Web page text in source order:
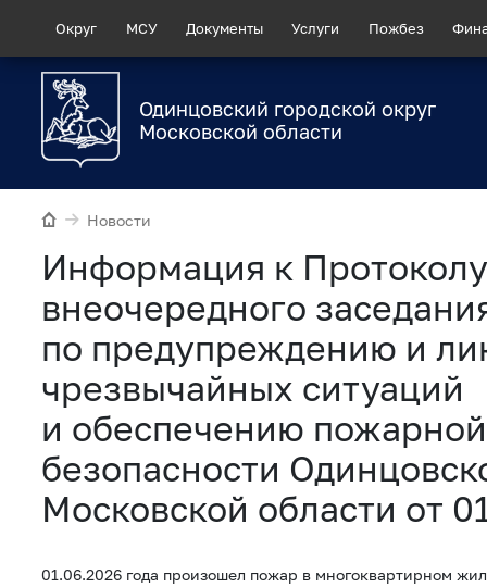
Округ МСУ Документы Услуги Пожбез
Одинцовский городской округ
Московской области
Новости
Информация к Протоколу
внеочередного
по предупреждению и
чрезвычайных ситуаций
и обеспечению пожарной
безопасности
Московской области от
01.06.2026 года произошел пожар в многоквартирном